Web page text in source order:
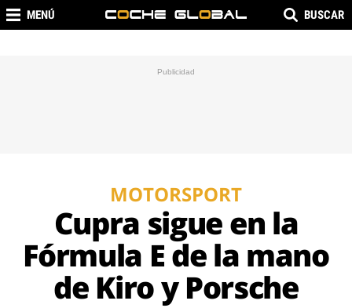
MENÚ BUSCAR
MOTORSPORT
Cupra sigue en la
Fórmula E de la mano
de Kiro y Porsche